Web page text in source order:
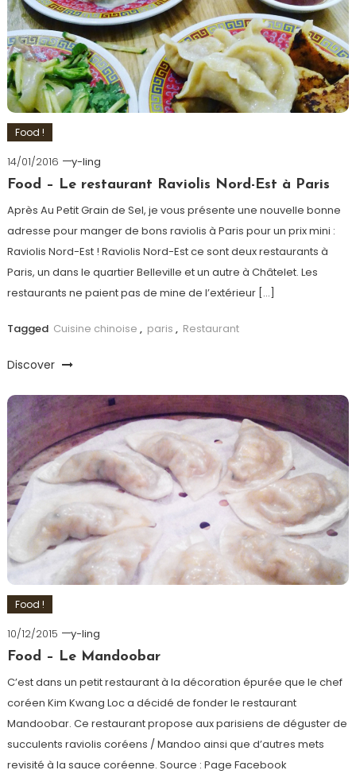
Food !
14/01/2016
y-ling
Food – Le restaurant Raviolis Nord-Est à Paris
Après Au Petit Grain de Sel, je vous présente une nouvelle bonne
adresse pour manger de bons raviolis à Paris pour un prix mini :
Raviolis Nord-Est ! Raviolis Nord-Est ce sont deux restaurants à
Paris, un dans le quartier Belleville et un autre à Châtelet. Les
restaurants ne paient pas de mine de l’extérieur […]
Tagged Cuisine chinoise , paris , Restaurant
Discover
Food !
10/12/2015
y-ling
Food – Le Mandoobar
C’est dans un petit restaurant à la décoration épurée que le chef
coréen Kim Kwang Loc a décidé de fonder le restaurant
Mandoobar. Ce restaurant propose aux parisiens de déguster de
succulents raviolis coréens / Mandoo ainsi que d’autres mets
revisité à la sauce coréenne. Source : Page Facebook